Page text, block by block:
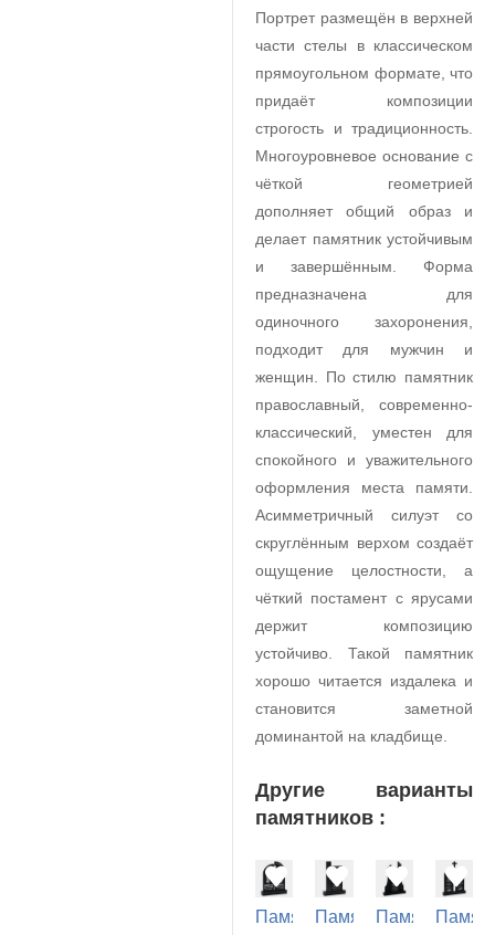
Портрет размещён в верхней
части стелы в классическом
прямоугольном формате, что
придаёт композиции
строгость и традиционность.
Многоуровневое основание с
чёткой геометрией
дополняет общий образ и
делает памятник устойчивым
и завершённым. Форма
предназначена для
одиночного захоронения,
подходит для мужчин и
женщин. По стилю памятник
православный, современно-
классический, уместен для
спокойного и уважительного
оформления места памяти.
Асимметричный силуэт со
скруглённым верхом создаёт
ощущение целостности, а
чёткий постамент с ярусами
держит композицию
устойчиво. Такой памятник
хорошо читается издалека и
становится заметной
доминантой на кладбище.
Другие варианты
памятников :
ПамятникПамятникПамятник